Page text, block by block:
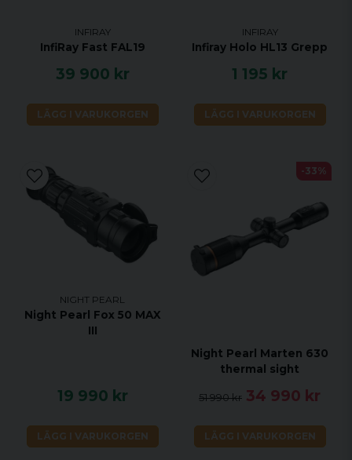
INFIRAY
InfiRay Fast FAL19
39 900 kr
LÄGG I VARUKORGEN
INFIRAY
Infiray Holo HL13 Grepp
1 195 kr
LÄGG I VARUKORGEN
NIGHT PEARL
Night Pearl Fox 50 MAX
III
19 990 kr
LÄGG I VARUKORGEN
Night Pearl Marten 630
thermal sight
51 990 kr 34 990 kr
LÄGG I VARUKORGEN
-33%